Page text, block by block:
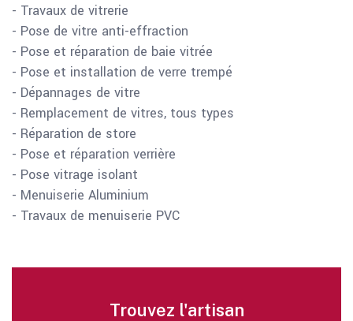
- Travaux de vitrerie
- Pose de vitre anti-effraction
- Pose et réparation de baie vitrée
- Pose et installation de verre trempé
- Dépannages de vitre
- Remplacement de vitres, tous types
- Réparation de store
- Pose et réparation verrière
- Pose vitrage isolant
- Menuiserie Aluminium
- Travaux de menuiserie PVC
Trouvez l'artisan